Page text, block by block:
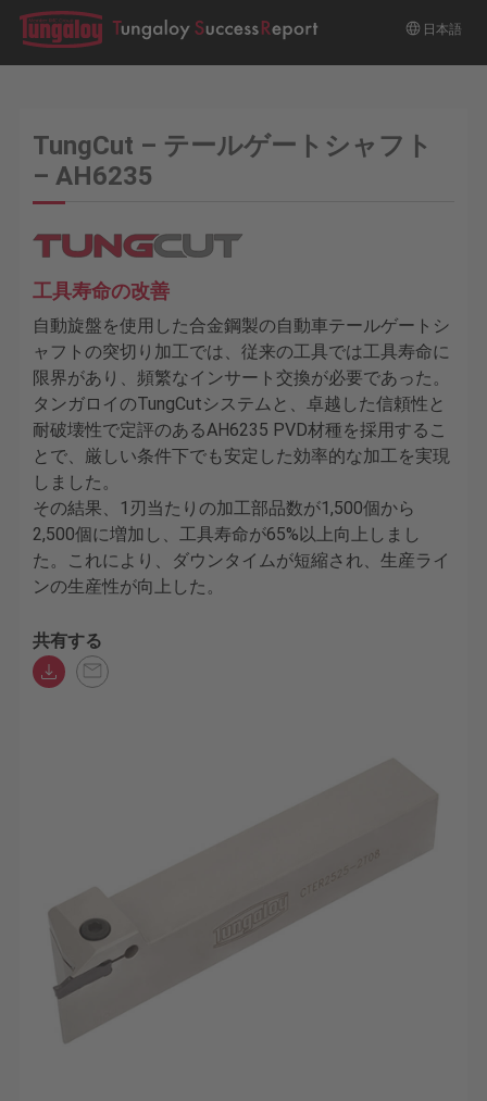
日本語
TungCut – テールゲートシャフト
– AH6235
工具寿命の改善
自動旋盤を使用した合金鋼製の自動車テールゲートシ
ャフトの突切り加工では、従来の工具では工具寿命に
限界があり、頻繁なインサート交換が必要であった。
タンガロイのTungCutシステムと、卓越した信頼性と
耐破壊性で定評のあるAH6235 PVD材種を採用するこ
とで、厳しい条件下でも安定した効率的な加工を実現
しました。
その結果、1刃当たりの加工部品数が1,500個から
2,500個に増加し、工具寿命が65%以上向上しまし
た。これにより、ダウンタイムが短縮され、生産ライ
ンの生産性が向上した。
共有する